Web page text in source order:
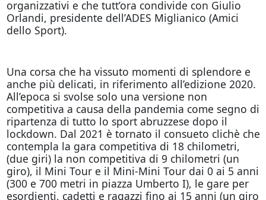
organizzativi e che tutt’ora condivide con Giulio
Orlandi, presidente dell’ADES Miglianico (Amici
dello Sport).
Una corsa che ha vissuto momenti di splendore e
anche più delicati, in riferimento all’edizione 2020.
All’epoca si svolse solo una versione non
competitiva a causa della pandemia come segno di
ripartenza di tutto lo sport abruzzese dopo il
lockdown. Dal 2021 è tornato il consueto clichè che
contempla la gara competitiva di 18 chilometri,
(due giri) la non competitiva di 9 chilometri (un
giro), il Mini Tour e il Mini-Mini Tour dai 0 ai 5 anni
(300 e 700 metri in piazza Umberto I), le gare per
esordienti, cadetti e ragazzi fino ai 15 anni (un giro